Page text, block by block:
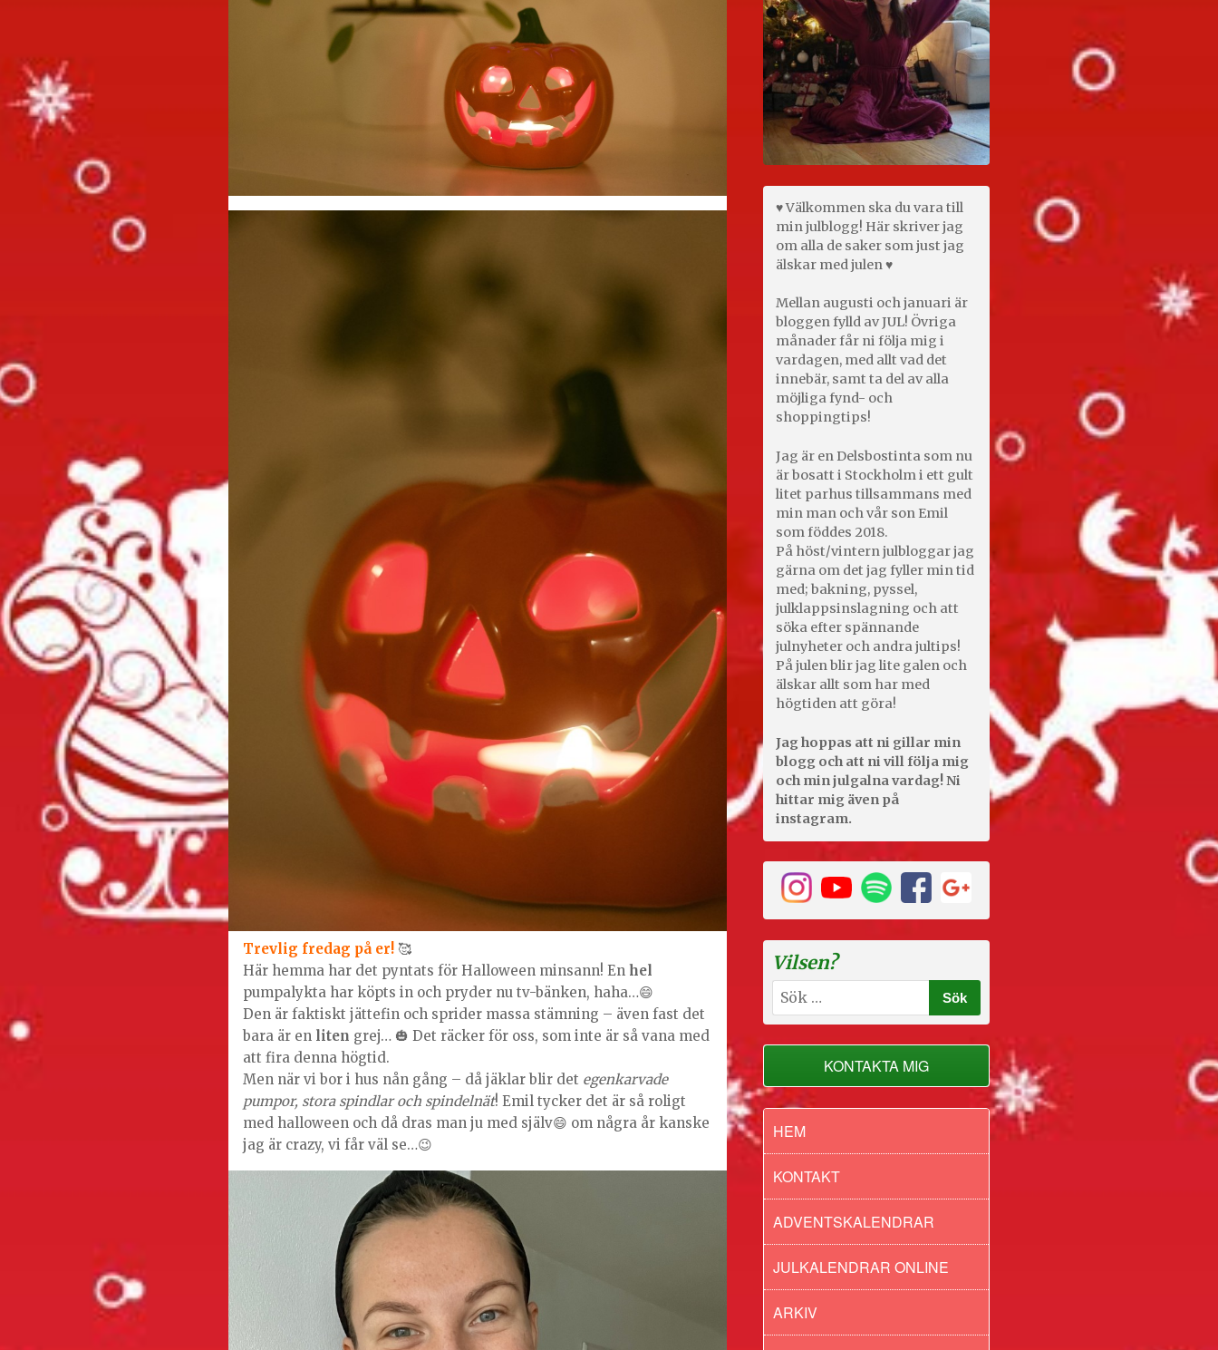
Trevlig fredag på er! 🥰
Här hemma har det pyntats för Halloween minsann! En hel
pumpalykta har köpts in och pryder nu tv-bänken, haha…😄
Den är faktiskt jättefin och sprider massa stämning – även fast det
bara är en liten grej… 🎃 Det räcker för oss, som inte är så vana med
att fira denna högtid.
Men när vi bor i hus nån gång – då jäklar blir det egenkarvade
pumpor, stora spindlar och spindelnät! Emil tycker det är så roligt
med halloween och då dras man ju med själv😄 om några år kanske
jag är crazy, vi får väl se…😉
♥ Välkommen ska du vara till
min julblogg! Här skriver jag
om alla de saker som just jag
älskar med julen ♥
Mellan augusti och januari är
bloggen fylld av JUL! Övriga
månader får ni följa mig i
vardagen, med allt vad det
innebär, samt ta del av alla
möjliga fynd- och
shoppingtips!
Jag är en Delsbostinta som nu
är bosatt i Stockholm i ett gult
litet parhus tillsammans med
min man och vår son Emil
som föddes 2018.
På höst/vintern julbloggar jag
gärna om det jag fyller min tid
med; bakning, pyssel,
julklappsinslagning och att
söka efter spännande
julnyheter och andra jultips!
På julen blir jag lite galen och
älskar allt som har med
högtiden att göra!
Jag hoppas att ni gillar min
blogg och att ni vill följa mig
och min julgalna vardag! Ni
hittar mig även på
instagram.
Vilsen?
Sök
efter:
KONTAKTA MIG
HEM
KONTAKT
ADVENTSKALENDRAR
JULKALENDRAR ONLINE
ARKIV